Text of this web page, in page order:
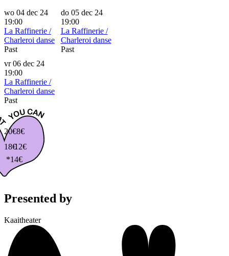
wo 04 dec 24
19:00
La Raffinerie /
Charleroi danse
Past
do 05 dec 24
19:00
La Raffinerie /
Charleroi danse
Past
vr 06 dec 24
19:00
La Raffinerie /
Charleroi danse
Past
20€
18€
*14€
12€
8€
Presented by
Kaaitheater